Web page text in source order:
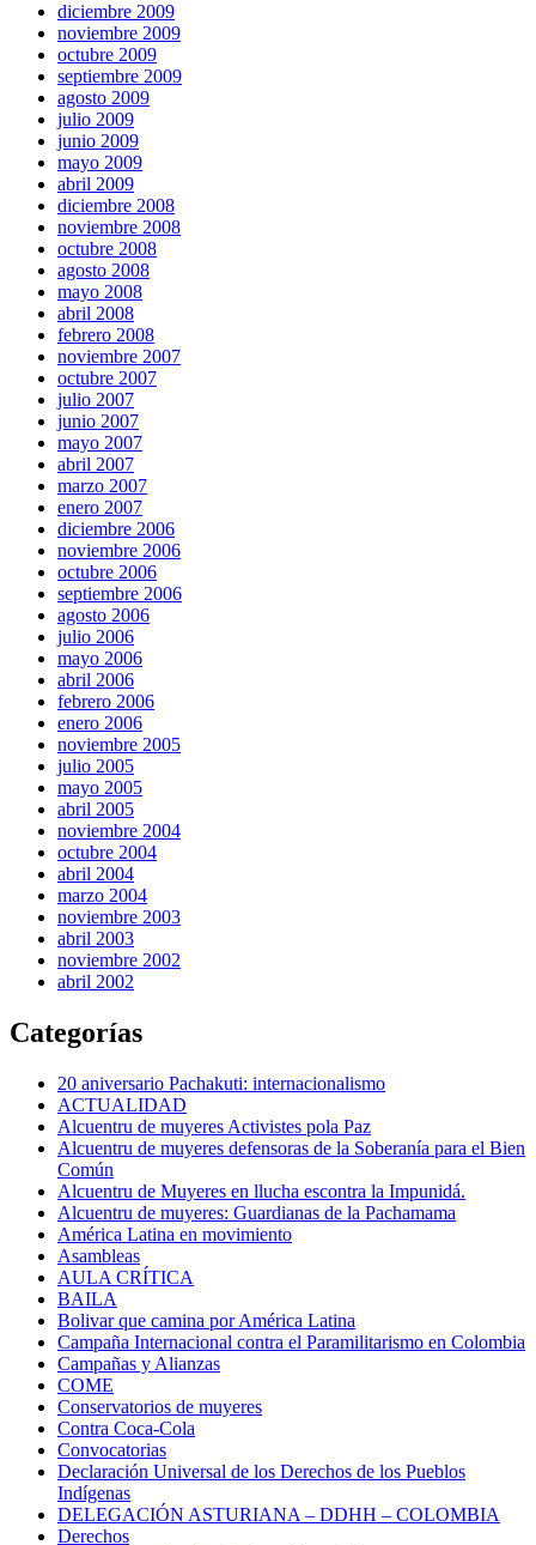
diciembre 2009
noviembre 2009
octubre 2009
septiembre 2009
agosto 2009
julio 2009
junio 2009
mayo 2009
abril 2009
diciembre 2008
noviembre 2008
octubre 2008
agosto 2008
mayo 2008
abril 2008
febrero 2008
noviembre 2007
octubre 2007
julio 2007
junio 2007
mayo 2007
abril 2007
marzo 2007
enero 2007
diciembre 2006
noviembre 2006
octubre 2006
septiembre 2006
agosto 2006
julio 2006
mayo 2006
abril 2006
febrero 2006
enero 2006
noviembre 2005
julio 2005
mayo 2005
abril 2005
noviembre 2004
octubre 2004
abril 2004
marzo 2004
noviembre 2003
abril 2003
noviembre 2002
abril 2002
Categorías
20 aniversario Pachakuti: internacionalismo
ACTUALIDAD
Alcuentru de muyeres Activistes pola Paz
Alcuentru de muyeres defensoras de la Soberanía para el Bien
Común
Alcuentru de Muyeres en llucha escontra la Impunidá.
Alcuentru de muyeres: Guardianas de la Pachamama
América Latina en movimiento
Asambleas
AULA CRÍTICA
BAILA
Bolivar que camina por América Latina
Campaña Internacional contra el Paramilitarismo en Colombia
Campañas y Alianzas
COME
Conservatorios de muyeres
Contra Coca-Cola
Convocatorias
Declaración Universal de los Derechos de los Pueblos
Indígenas
DELEGACIÓN ASTURIANA – DDHH – COLOMBIA
Derechos